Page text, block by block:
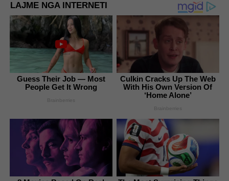
LAJME NGA INTERNETI
Guess Their Job — Most
People Get It Wrong
Brainberries
Culkin Cracks Up The Web
With His Own Version Of
‘Home Alone’
Brainberries